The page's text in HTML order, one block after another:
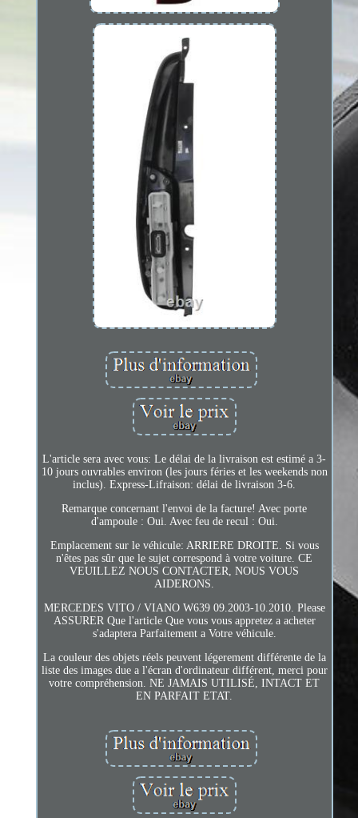
L'article sera avec vous: Le délai de la livraison est estimé a 3-
10 jours ouvrables environ (les jours féries et les weekends non
inclus). Express-Lifraison: délai de livraison 3-6.
Remarque concernant l'envoi de la facture! Avec porte
d'ampoule : Oui. Avec feu de recul : Oui.
Emplacement sur le véhicule: ARRIERE DROITE. Si vous
n'êtes pas sûr que le sujet correspond à votre voiture. CE
VEUILLEZ NOUS CONTACTER, NOUS VOUS
AIDERONS.
MERCEDES VITO / VIANO W639 09.2003-10.2010. Please
ASSURER Que l'article Que vous vous appretez a acheter
s'adaptera Parfaitement a Votre véhicule.
La couleur des objets réels peuvent légerement différente de la
liste des images due a l'écran d'ordinateur différent, merci pour
votre compréhension. NE JAMAIS UTILISÉ, INTACT ET
EN PARFAIT ETAT.